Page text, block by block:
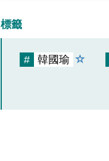
標籤
# 韓國瑜